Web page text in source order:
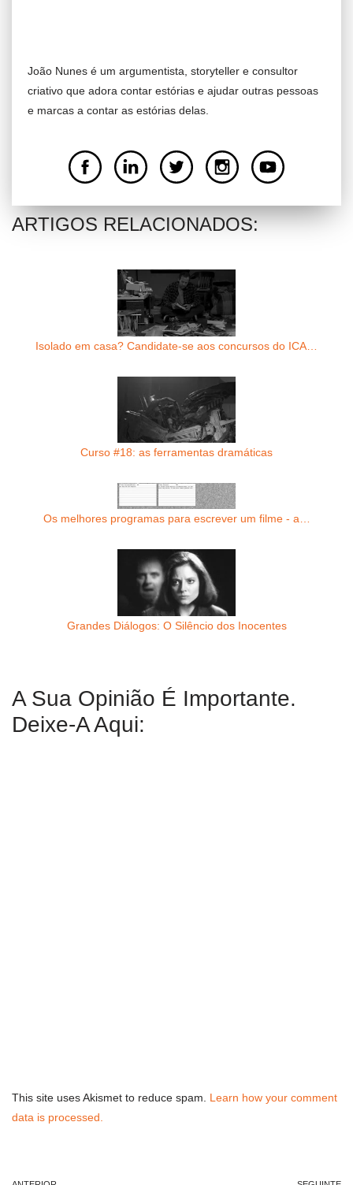
João Nunes é um argumentista, storyteller e consultor
criativo que adora contar estórias e ajudar outras pessoas
e marcas a contar as estórias delas.
ARTIGOS RELACIONADOS:
Isolado em casa? Candidate-se aos concursos do ICA…
Curso #18: as ferramentas dramáticas
Os melhores programas para escrever um filme - a…
Grandes Diálogos: O Silêncio dos Inocentes
A Sua Opinião É Importante.
Deixe-A Aqui:
This site uses Akismet to reduce spam. Learn how your comment
data is processed.